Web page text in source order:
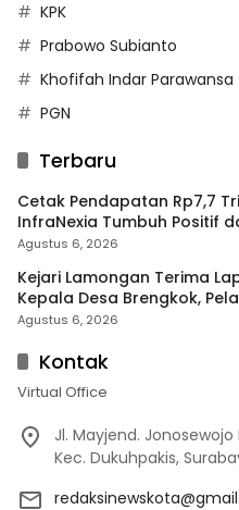
KPK
Prabowo Subianto
Khofifah Indar Parawansa
PGN
Terbaru
Cetak Pendapatan Rp7,7
InfraNexia Tumbuh Positif
Industri Digital
Agustus 6, 2026
Kejari Lamongan Terima
Kepala Desa Brengkok,
Secara Profesional
Agustus 6, 2026
Kontak
Virtual Office
Jl. Mayjend. Jonosewojo
Kec. Dukuhpakis,